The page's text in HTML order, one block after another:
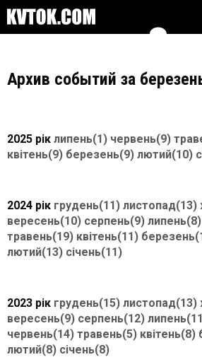
Архив событий за
2025 рік липень(1) червень(9)
квітень(9) березень(9) лютий(10)
2024 рік грудень(11) листопад(13)
вересень(10) серпень(9) липень(8)
травень(19) квітень(11)
лютий(13) січень(11)
2023 рік грудень(15) листопад(13)
вересень(9) серпень(12)
червень(14) травень(5) квітень(8)
лютий(8) січень(8)